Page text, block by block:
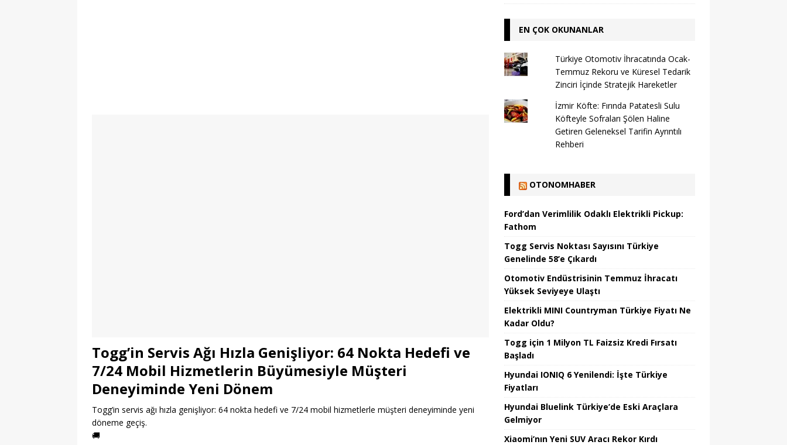
Togg’in Servis Ağı Hızla Genişliyor: 64 Nokta Hedefi ve
7/24 Mobil Hizmetlerin Büyümesiyle Müşteri
Deneyiminde Yeni Dönem
Togg’in servis ağı hızla genişliyor: 64 nokta hedefi ve 7/24 mobil hizmetlerle müşteri deneyiminde yeni
döneme geçiş.
🚚
EN ÇOK OKUNANLAR
Türkiye Otomotiv İhracatında Ocak-
Temmuz Rekoru ve Küresel Tedarik
Zinciri İçinde Stratejik Hareketler
İzmir Köfte: Fırında Patatesli Sulu
Köfteyle Sofraları Şölen Haline
Getiren Geleneksel Tarifin Ayrıntılı
Rehberi
OTONOMHABER
Ford’dan Verimlilik Odaklı Elektrikli Pickup:
Fathom
Togg Servis Noktası Sayısını Türkiye
Genelinde 58’e Çıkardı
Otomotiv Endüstrisinin Temmuz İhracatı
Yüksek Seviyeye Ulaştı
Elektrikli MINI Countryman Türkiye Fiyatı Ne
Kadar Oldu?
Togg için 1 Milyon TL Faizsiz Kredi Fırsatı
Başladı
Hyundai IONIQ 6 Yenilendi: İşte Türkiye
Fiyatları
Hyundai Bluelink Türkiye’de Eski Araçlara
Gelmiyor
Xiaomi’nın Yeni SUV Aracı Rekor Kırdı